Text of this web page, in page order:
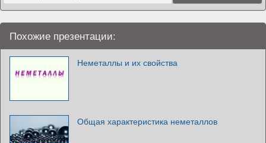
Похожие презентации:
Неметаллы и их свойства
Общая характеристика неметаллов